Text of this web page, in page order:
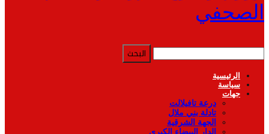
الصحفي
الرئيسية
سياسة
جهات
درعة تافيلالت
تادلة بني ملال
الجهة الشرقية
الدار البيضاء الكبرى